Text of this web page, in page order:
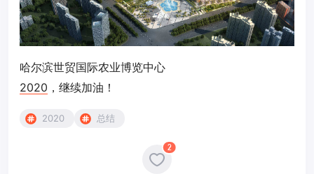
哈尔滨世贸国际农业博览中心
2020 ，继续加油！
2020 总结
2